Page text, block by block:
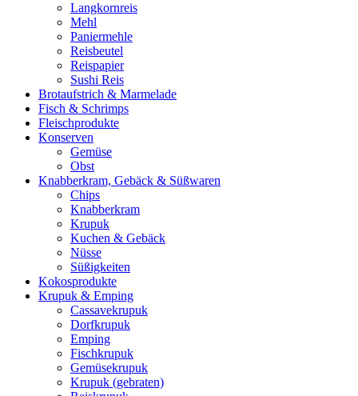
Langkornreis
Mehl
Paniermehle
Reisbeutel
Reispapier
Sushi Reis
Brotaufstrich & Marmelade
Fisch & Schrimps
Fleischprodukte
Konserven
Gemüse
Obst
Knabberkram, Gebäck & Süßwaren
Chips
Knabberkram
Krupuk
Kuchen & Gebäck
Nüsse
Süßigkeiten
Kokosprodukte
Krupuk & Emping
Cassavekrupuk
Dorfkrupuk
Emping
Fischkrupuk
Gemüsekrupuk
Krupuk (gebraten)